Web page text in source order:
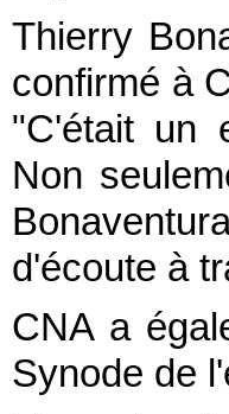
Thierry
confirmé à
"C'était un
Non
d'écoute à
CNA a
Synode de